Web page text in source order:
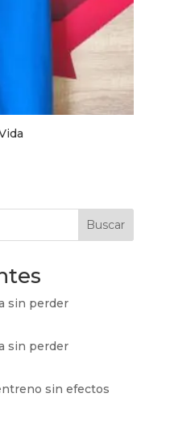
Buscar
sin perder
sin perder
sin efectos